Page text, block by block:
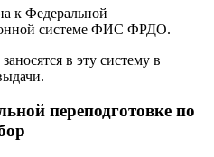
к Федеральной
системе ФИС ФРДО.
в эту систему в
переподготовке по